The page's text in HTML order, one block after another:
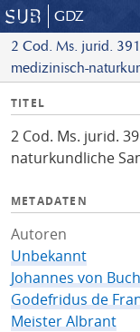
GDZ
2 Cod. Ms. jurid.
medizinisch-
I
f
o
TITEL
2 Cod. Ms. jurid.
naturkundliche
METADATEN
Autoren
Unbekannt
Johannes von Buch
Godefridus de
Meister Albrant